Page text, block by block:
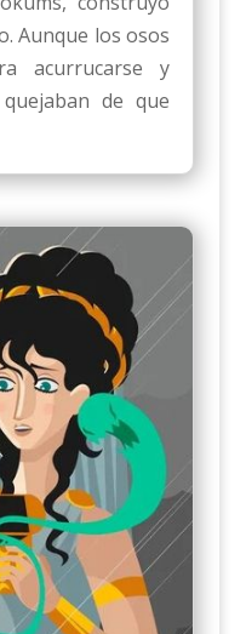
Aunque los osos
acurrucarse y
de que